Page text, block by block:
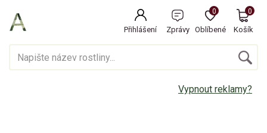
Přihlášení Zprávy Oblíbené
0
Košík
0
Vypnout reklamy?